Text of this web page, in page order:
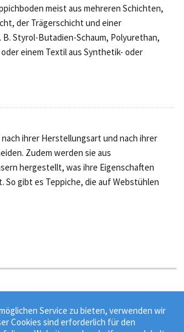
meist aus mehreren Schichten,
der Trägerschicht und einer
B. Styrol-Butadien-Schaum, Polyurethan,
einem Textil aus Synthetik- oder
nach ihrer Herstellungsart und nach ihrer
Zudem werden sie aus
hergestellt, was ihre Eigenschaften
So gibt es Teppiche, die auf Webstühlen
•Fußbodenbelag•
Service zu bieten, verwenden wir
Cookies sind erforderlich für den